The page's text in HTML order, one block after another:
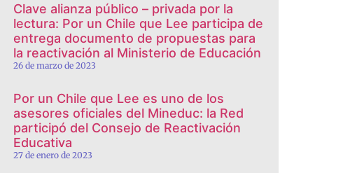
Clave alianza público – privada por la
lectura: Por un Chile que Lee participa de
entrega documento de propuestas para
la reactivación al Ministerio de Educación
26 de marzo de 2023
Por un Chile que Lee es uno de los
asesores oficiales del Mineduc: la Red
participó del Consejo de Reactivación
Educativa
27 de enero de 2023